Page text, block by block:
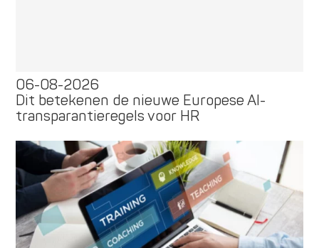
06-08-2026
Dit betekenen de nieuwe Europese AI-
transparantieregels voor HR